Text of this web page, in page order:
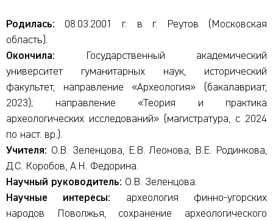
Родилась: 08.03.2001 г. в г. Реутов (Московская
область).
Окончила:
Государственный академический
университет гуманитарных наук, исторический
факультет, направление «Археология» (бакалавриат,
2023); направление «Теория и практика
археологических исследований» (магистратура, с 2024
по наст. вр.).
Учителя: О.В. Зеленцова, Е.В. Леонова, В.Е. Родинкова,
Д.С. Коробов, А.Н. Федорина.
Научный руководитель: О.В. Зеленцова.
Научные интересы: археология финно-угорских
народов Поволжья, сохранение археологического